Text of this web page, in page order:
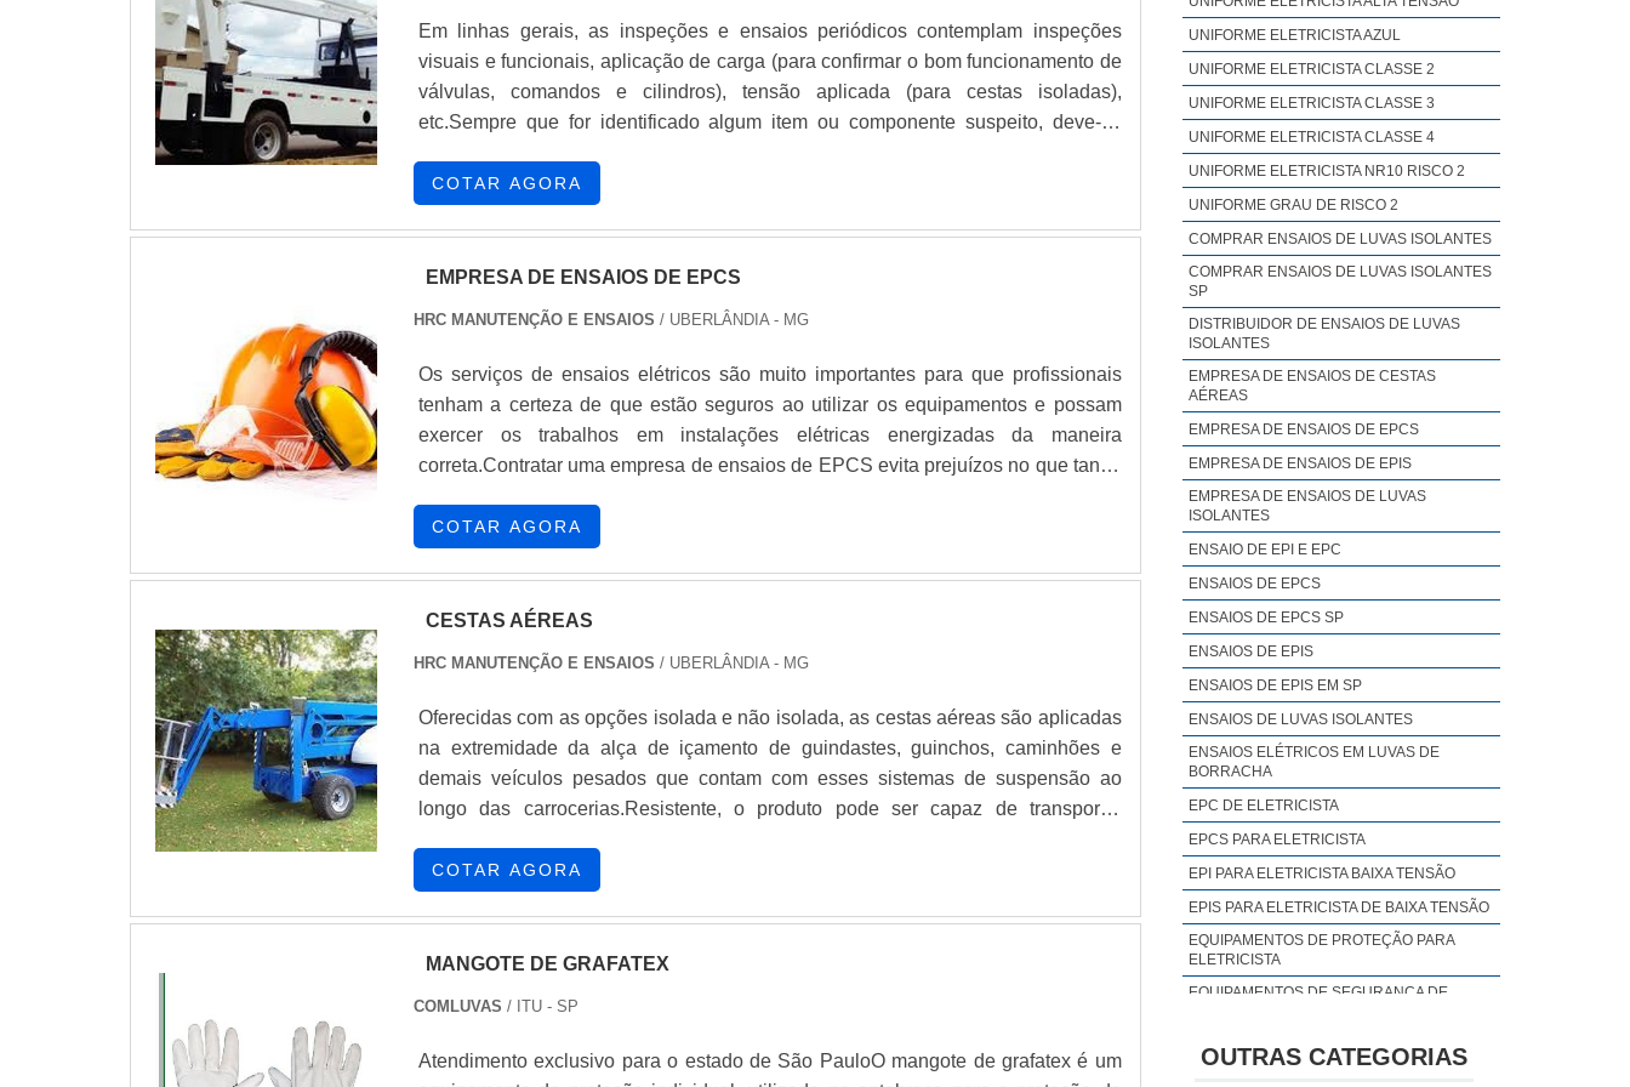
itens como calça profissional com faixa refletiva e camisa gola polo para
uniforme.É uma empresa altamente qualificada e comprometida com seus
serviços, conquistas adquiridas porque investiu em uma estrutura que hoje conta
com escritório de alta qualidade onde são realizadas as atividades e logística
multidisciplinar de consultores associados e profissionais com vasta experiência
na área de atuação, garante uma entrega de excelência de ponta a ponta....
Em linhas gerais, as inspeções e ensaios periódicos contemplam inspeções
visuais e funcionais, aplicação de carga (para confirmar o bom funcionamento de
válvulas, comandos e cilindros), tensão aplicada (para cestas isoladas),
etc.Sempre que for identificado algum item ou componente suspeito, deve-se
magnéticas e líquido penetrante, entre outros, para confirmar a existência ou não
COTAR AGORA
EMPRESA DE ENSAIOS DE EPCS
HRC MANUTENÇÃO E ENSAIOS / UBERLÂNDIA - MG
Os serviços de ensaios elétricos são muito importantes para que profissionais
tenham a certeza de que estão seguros ao utilizar os equipamentos e possam
exercer os trabalhos em instalações elétricas energizadas da maneira
correta.Contratar uma empresa de ensaios de EPCS evita prejuízos no que tange
e multa por parte da DRT, a garantia da segurança dos equipamentos, garantindo
COTAR AGORA
CESTAS AÉREAS
HRC MANUTENÇÃO E ENSAIOS / UBERLÂNDIA - MG
Oferecidas com as opções isolada e não isolada, as cestas aéreas são aplicadas
na extremidade da alça de içamento de guindastes, guinchos, caminhões e
demais veículos pesados que contam com esses sistemas de suspensão ao
longo das carrocerias.Resistente, o produto pode ser capaz de transportar
automóvel de sustentação do objeto tenha de ser prejudicado em função de
COTAR AGORA
MANGOTE DE GRAFATEX
COMLUVAS / ITU - SP
Atendimento exclusivo para o estado de São PauloO mangote de grafatex é um
UNIFORME ELETRICISTA AZUL
UNIFORME ELETRICISTA CLASSE 2
UNIFORME ELETRICISTA CLASSE 3
UNIFORME ELETRICISTA CLASSE 4
UNIFORME ELETRICISTA NR10 RISCO 2
UNIFORME GRAU DE RISCO 2
COMPRAR ENSAIOS DE LUVAS ISOLANTES
COMPRAR ENSAIOS DE LUVAS ISOLANTES
SP
DISTRIBUIDOR DE ENSAIOS DE LUVAS
ISOLANTES
EMPRESA DE ENSAIOS DE CESTAS
AÉREAS
EMPRESA DE ENSAIOS DE EPCS
EMPRESA DE ENSAIOS DE EPIS
EMPRESA DE ENSAIOS DE LUVAS
ISOLANTES
ENSAIO DE EPI E EPC
ENSAIOS DE EPCS
ENSAIOS DE EPCS SP
ENSAIOS DE EPIS
ENSAIOS DE EPIS EM SP
ENSAIOS DE LUVAS ISOLANTES
ENSAIOS ELÉTRICOS EM LUVAS DE
BORRACHA
EPC DE ELETRICISTA
EPCS PARA ELETRICISTA
EPI PARA ELETRICISTA BAIXA TENSÃO
EPIS PARA ELETRICISTA DE BAIXA TENSÃO
EQUIPAMENTOS DE PROTEÇÃO PARA
ELETRICISTA
EQUIPAMENTOS DE SEGURANÇA DE
EQUIPAMENTOS DE SEGURANÇA PARA
ELETRICISTA
OUTRAS CATEGORIAS